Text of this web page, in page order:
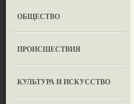
ОБЩЕСТВО
ПРОИСШЕСТВИЯ
КУЛЬТУРА И ИСКУССТВО